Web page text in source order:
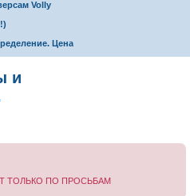
Volly
Цена
и
ТОЛЬКО ПО ПРОСЬБАМ